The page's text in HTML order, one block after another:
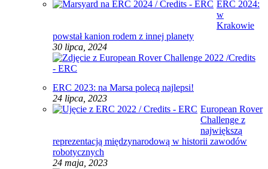
ERC 2024:
w
Krakowie
powstał kanion rodem z innej planety
30 lipca, 2024
ERC 2023: na Marsa polecą najlepsi!
24 lipca, 2023
European Rover
Challenge z
największą
reprezentacją międzynarodową w historii zawodów
robotycznych
24 maja, 2023